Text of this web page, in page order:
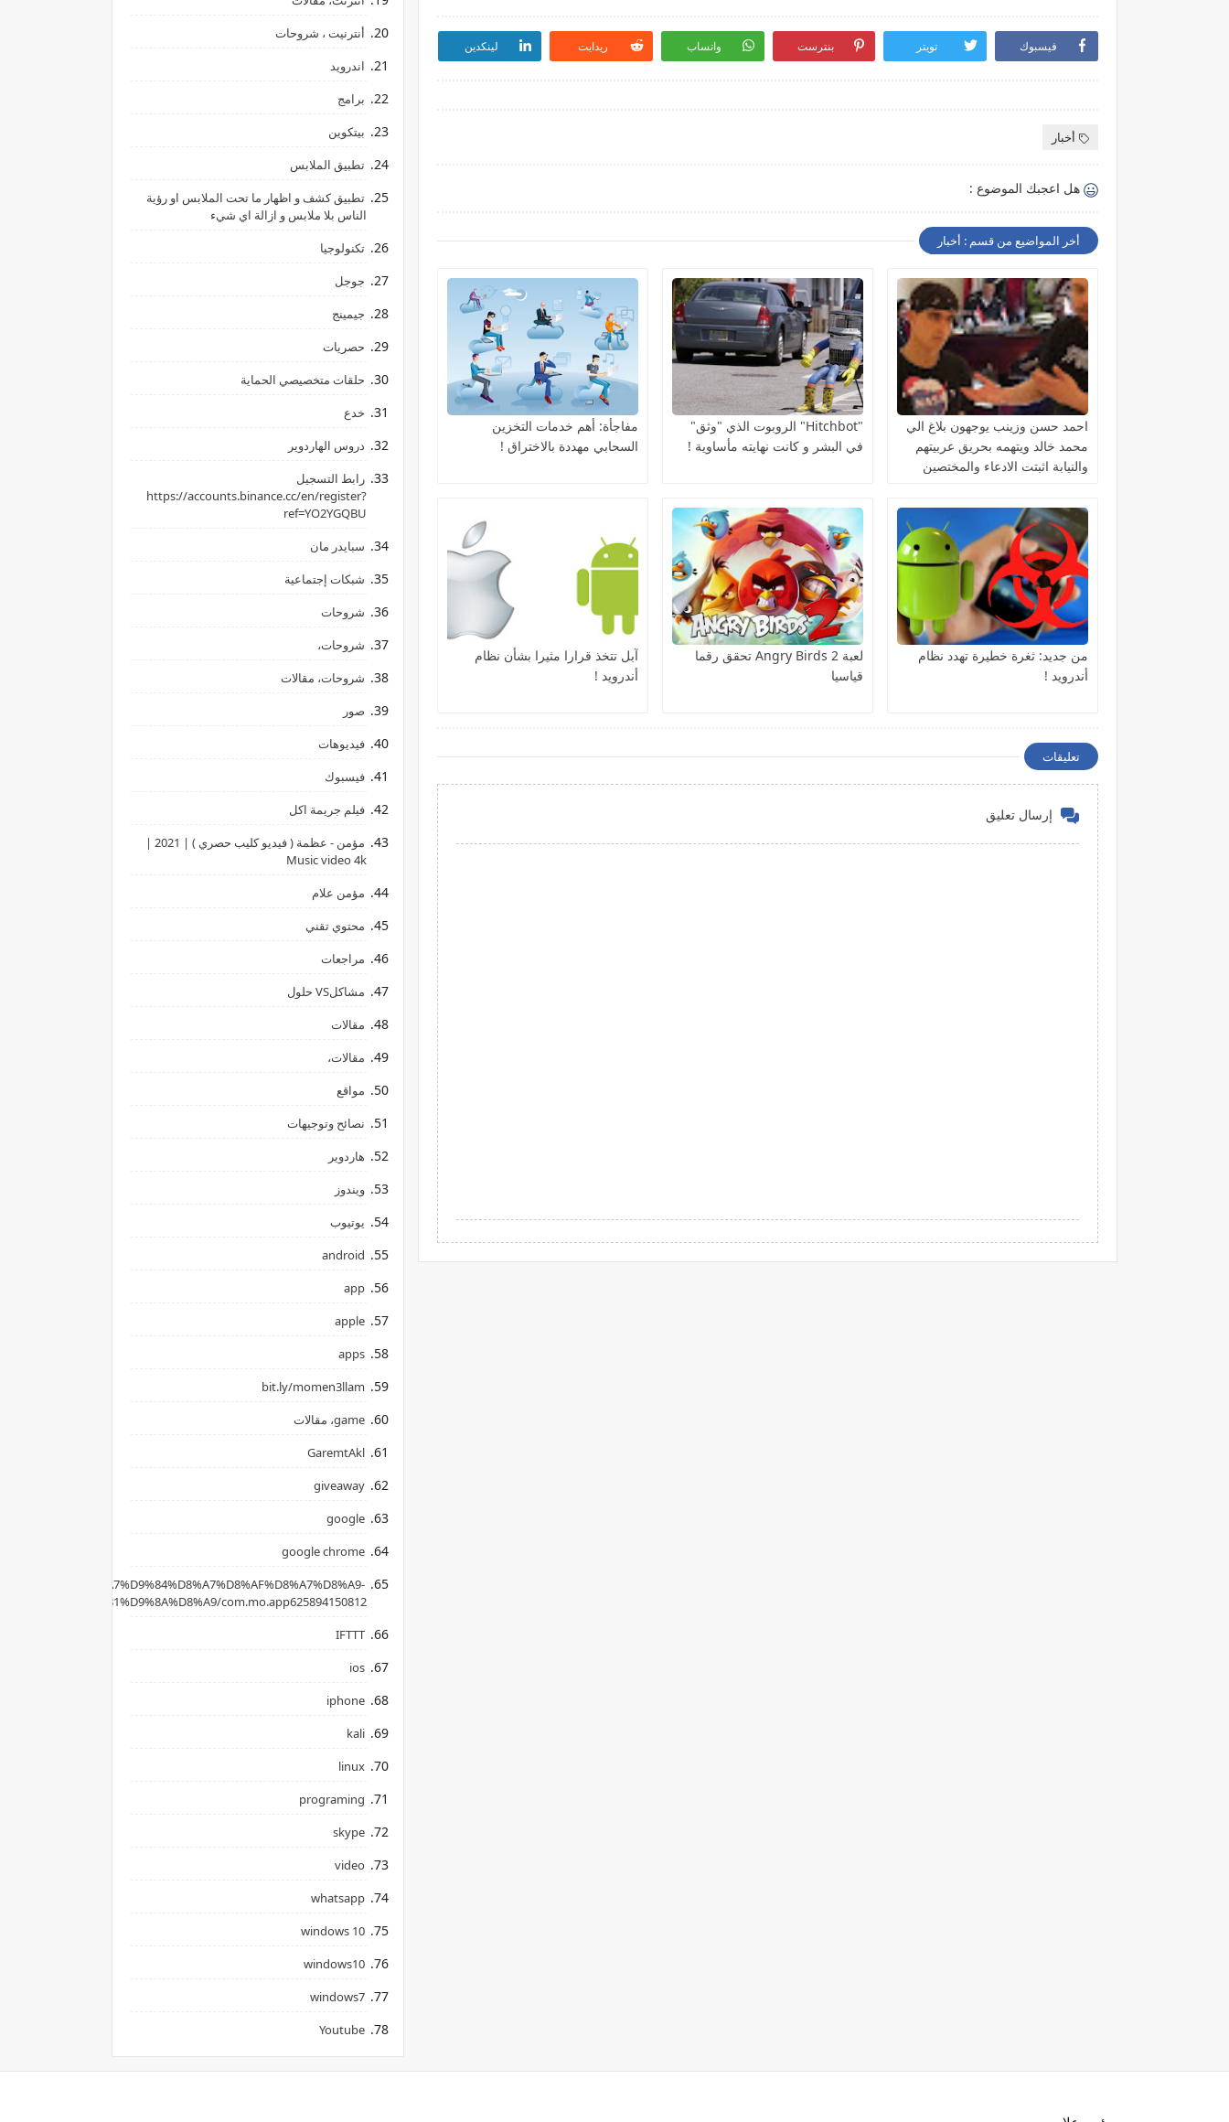
فيسبوك تويتر بنترست واتساب ريدايت لينكدين
أخبار
هل اعجبك الموضوع :
أخر المواضيع من قسم : أخبار
احمد حسن وزينب يوجهون بلاغ الي
محمد خالد ويتهمه بحريق عربيتهم
والنيابة اثبتت الادعاء والمختصين
"Hitchbot" الروبوت الذي "وثق"
في البشر و كانت نهايته مأساوية !
مفاجأة: أهم خدمات التخزين
السحابي مهددة بالاختراق !
من جديد: ثغرة خطيرة تهدد نظام
أندرويد !
لعبة Angry Birds 2 تحقق رقما
قياسيا
آبل تتخذ قرارا مثيرا بشأن نظام
أندرويد !
تعليقات
إرسال تعليق
أنترنيت ، شروحات
اندرويد
برامج
بيتكوين
تطبيق الملابس
تطبيق كشف و اظهار ما تحت الملابس او رؤية
الناس بلا ملابس و ازالة اي شيء
تكنولوجيا
جوجل
جيمينج
حصريات
حلقات متخصيصي الحماية
خدع
دروس الهاردوير
رابط ‏التسجيل
‏https://accounts.binance.cc/en/register?
ref=YO2YGQBU ‏
سبايدر مان
شبكات إجتماعية
شروحات
شروحات،
شروحات، مقالات
صور
فيديوهات
فيسبوك
فيلم جريمة اكل
مؤمن - عظمة ( فيديو كليب حصري ) | 2021 |
Music video 4k
مؤمن علام
محتوي تقني
مراجعات
مشاكلVS حلول
مقالات
مقالات،
مواقع
نصائح وتوجيهات
هاردوير
ويندوز
يوتيوب
android
app
apple
apps
bit.ly/momen3llam
game، مقالات
GaremtAkl
giveaway
google
google chrome
ar/%D8%A7%D9%84%D8%A7%D8%AF%D8%A7%D8%A9-
com.mo.app625894150812
IFTTT
ios
iphone
kali
linux
programing
skype
video
whatsapp
windows 10
windows10
windows7
Youtube